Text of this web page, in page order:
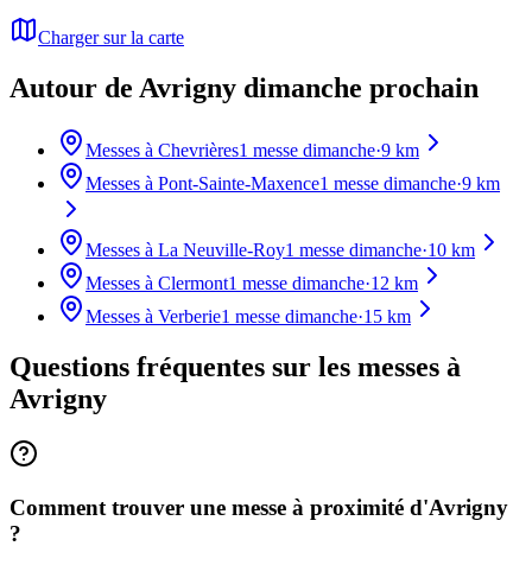
Charger sur la carte
Autour de Avrigny dimanche prochain
Messes à Chevrières1 messe dimanche·9 km
Messes à Pont-Sainte-Maxence1 messe dimanche·9 km
Messes à La Neuville-Roy1 messe dimanche·10 km
Messes à Clermont1 messe dimanche·12 km
Messes à Verberie1 messe dimanche·15 km
Questions fréquentes sur les messes à
Avrigny
Comment trouver une messe à proximité d'Avrigny
?